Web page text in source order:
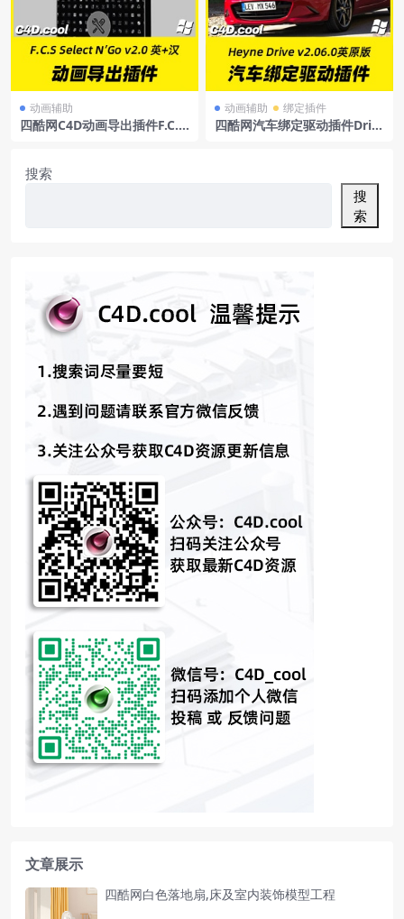
动画辅助
四酷网C4D动画导出插件F.C.S
动画辅助 绑定插件
四酷网汽车绑定驱动插件Driv
搜索
搜
索
文章展示
四酷网白色落地扇,床及室内装饰模型工程